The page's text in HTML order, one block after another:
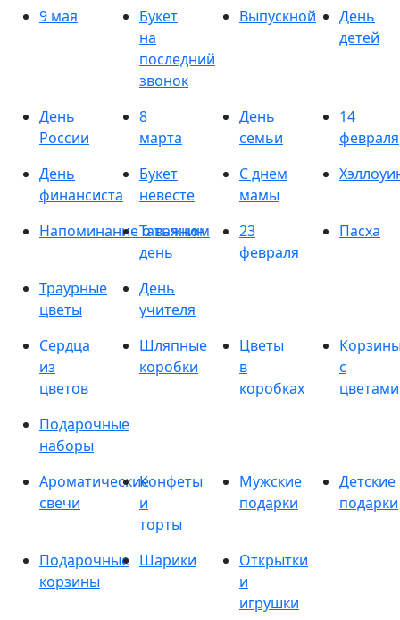
9 мая
Букет
на
последний
звонок
Выпускной
День
детей
День
России
8
марта
День
семьи
14
февраля
День
финансиста
Букет
невесте
С днем
мамы
Напоминание о важном
Татьянин
день
23
февраля
Пасха
Траурные
цветы
День
учителя
Сердца
из
цветов
Шляпные
коробки
Цветы
в
коробках
с
цветами
Подарочные
наборы
Ароматические
свечи
Конфеты
и
торты
Мужские
подарки
Детские
подарки
Подарочные
корзины
Шарики
Открытки
и
игрушки